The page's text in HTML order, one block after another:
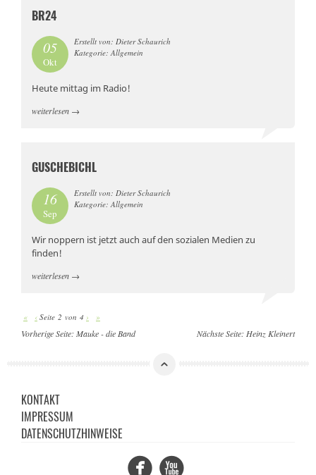
BR24
05
Okt
Erstellt von: Dieter Schaurich
Kategorie: Allgemein
Heute mittag im Radio!
weiterlesen →
GUSCHEBICHL
16
Sep
Erstellt von: Dieter Schaurich
Kategorie: Allgemein
Wir noppern ist jetzt auch auf den sozialen Medien zu
finden!
weiterlesen →
« ‹ Seite 2 von 4 › »
Vorherige Seite: Mauke - die Band Nächste Seite: Heinz Kleinert
KONTAKT
IMPRESSUM
DATENSCHUTZHINWEISE
Facebook
YouTube